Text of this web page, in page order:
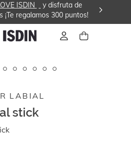
ISDIN
y disfruta de
¡Te regalamos 300 puntos!
LABIAL
stick